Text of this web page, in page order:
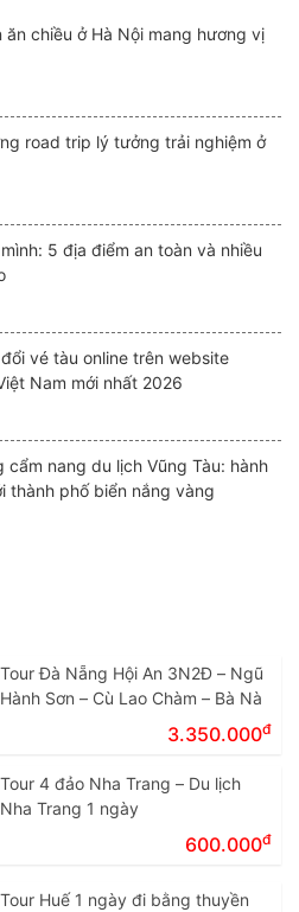
ăn chiều ở Hà Nội mang hương vị
road trip lý tưởng trải nghiệm ở
5 địa điểm an toàn và nhiều
vé tàu online trên website
Nam mới nhất 2026
cẩm nang du lịch Vũng Tàu: hành
thành phố biển nắng vàng
Tour Đà Nẵng Hội An 3N2Đ – Ngũ
Hành Sơn – Cù Lao Chàm – Bà Nà
3.350.000đ
Tour 4 đảo Nha Trang – Du lịch
Nha Trang 1 ngày
600.000đ
Tour Huế 1 ngày đi bằng thuyền